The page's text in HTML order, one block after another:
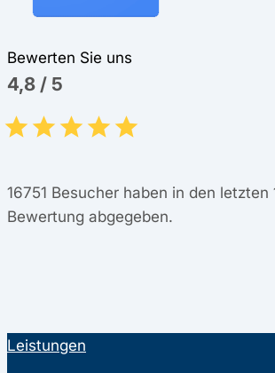
Bewerten Sie uns
4,8 / 5
16751 Besucher haben in den letzten
Bewertung abgegeben.
Leistungen